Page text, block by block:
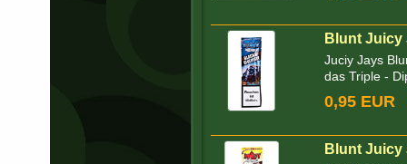
Blunt Juicy
Juciy Jays
das Triple -
0,95 EUR
Blunt Juicy